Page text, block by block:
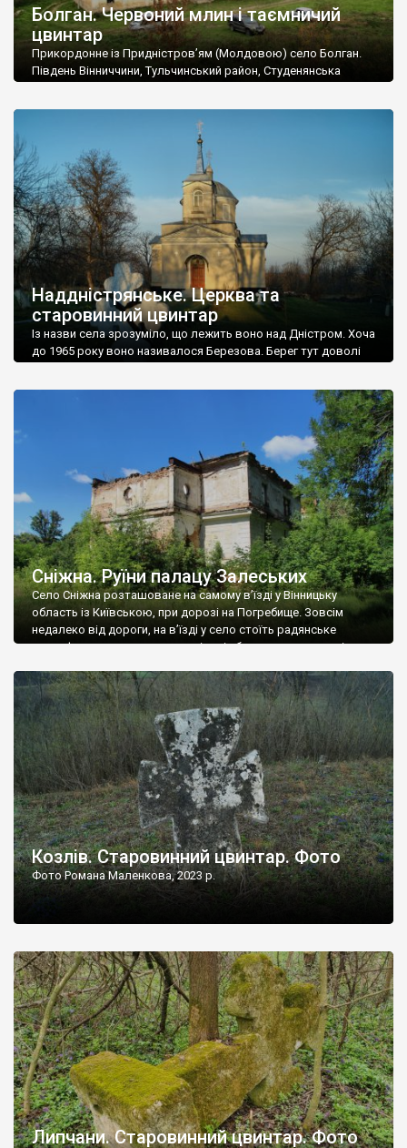
Болган. Червоний млин і таємничий
цвинтар
Прикордонне із Придністров’ям (Молдовою) село Болган.
Південь Вінниччини, Тульчинський район, Студенянська
старовинний цвинтар із кам’яними хрестами. Всі епітафії, які
збереглися, написані кирилицею, церковнослов’янською
мовою. За всіма традиційними ознаками – цвинтар
український. Хрести датуються 19 століттям. У 1924-1940
роках Болган […]
Наддністрянське. Церква та
старовинний цвинтар
Із назви села зрозуміло, що лежить воно над Дністром. Хоча
до 1965 року воно називалося Березова. Берег тут доволі
Наддністрянське відрізняється від більшості навколишніх
сіл. У селі є мурована Михайлівська церква. Точної дати […]
Сніжна. Руїни палацу Залеських
Село Сніжна розташоване на самому в’їзді у Вінницьку
область із Київською, при дорозі на Погребище. Зовсім
недалеко від дороги, на в’їзді у село стоїть радянське
рельєфне пано, яке показує жінку і яблуню, а трохи далі, десь
не видно, але видно дві стареньких колії у траві – […]
Козлів. Старовинний цвинтар. Фото
Фото Романа Маленкова, 2023 р.
Липчани. Старовинний цвинтар. Фото